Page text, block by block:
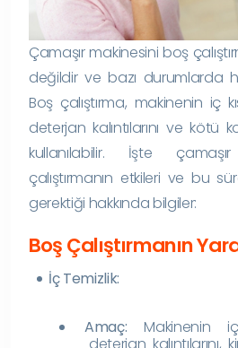
Çamaşır makinesini boş
değildir ve bazı durumlarda
Boş çalıştırma, makinenin iç
deterjan kalıntılarını ve kötü
kullanılabilir. İşte
çalıştırmanın etkileri ve bu
gerektiği hakkında bilgiler:
Boş Çalıştırmanın
İç Temizlik:
Amaç: Makinenin
deterjan kalıntılarını,